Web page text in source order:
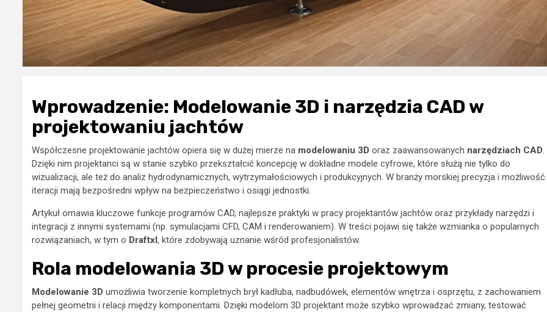
Wprowadzenie: Modelowanie 3D i narzędzia CAD w
projektowaniu jachtów
Współczesne projektowanie jachtów opiera się w dużej mierze na modelowaniu 3D oraz zaawansowanych narzędziach CAD
Dzięki nim projektanci są w stanie szybko przekształcić koncepcję w dokładne modele cyfrowe, które służą nie tylko do
wizualizacji, ale też do analiz hydrodynamicznych, wytrzymałościowych i produkcyjnych. W branży morskiej precyzja i możliwość
iteracji mają bezpośredni wpływ na bezpieczeństwo i osiągi jednostki.
Artykuł omawia kluczowe funkcje programów CAD, najlepsze praktyki w pracy projektantów jachtów oraz przykłady narzędzi i
integracji z innymi systemami (np. symulacjami CFD, CAM i renderowaniem). W treści pojawi się także wzmianka o popularnych
rozwiązaniach, w tym o Draftxl, które zdobywają uznanie wśród profesjonalistów.
Rola modelowania 3D w procesie projektowym
Modelowanie 3D umożliwia tworzenie kompletnych brył kadłuba, nadbudówek, elementów wnętrza i osprzętu, z zachowaniem
pełnej geometrii i relacji między komponentami. Dzięki modelom 3D projektant może szybko wprowadzać zmiany, testować